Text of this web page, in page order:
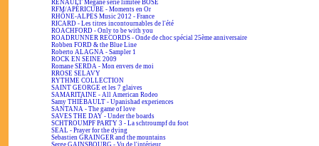
RENAULT Mégane série limitée BOSE
RFM/APÉRICUBE - Moments en Or
RHÔNE-ALPES Music 2012 - France
RICARD - Les titres incontournables de l'été
ROACHFORD - Only to be with you
ROADRUNNER RECORDS - Onde de choc spécial 25ème anniversaire
Robben FORD & the Blue Line
Roberto ALAGNA - Sampler 1
ROCK EN SEINE 2009
Romane SERDA - Mon envers de moi
RROSE SELAVY
RYTHME COLLECTION
SAINT GEORGE et les 7 glaives
SAMARITAINE - All American Rodeo
Samy THIÉBAULT - Upanishad experiences
SANTANA - The game of love
SAVES THE DAY - Under the boards
SCHTROUMPF PARTY 3 - La schtroumpf du foot
SEAL - Prayer for the dying
Sebastien GRAINGER and the mountains
Serge GAINSBOURG - Vu de l'intérieur